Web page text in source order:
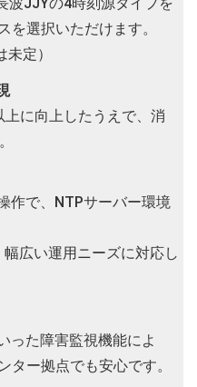
を選択いただけます。
定）
に向上したうえで、消
作で、NTPサーバー環境
広い運用ニーズに対応し
った障害監視機能によ
ター拠点でも安心です。